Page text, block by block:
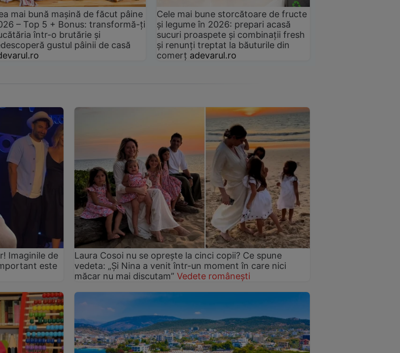
mai bună mașină de făcut pâine
– Top 5 + Bonus: transformă-ți
într-o brutărie și
gustul pâinii de casă
Cele mai bune storcătoare de fructe
și legume în 2026: prepari acasă
sucuri proaspete și combinații fresh
și renunți treptat la băuturile din
comerț adevarul.ro
Imaginile de
este
Laura Cosoi nu se oprește la cinci copii? Ce spune
vedeta: „Și Nina a venit într-un moment în care nici
măcar nu mai discutam” Vedete românești